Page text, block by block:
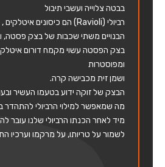
בבטה צלוייה ועשבי תיבול
רביולי (Ravioli) הם כיסונים איטלקים ,
הבנויים משתי שכבות של בצק פסטה,
בצק הפסטה עשוי מקמח דורום איטלקי
ומפוסטרות
ושמן זית מכבישה קרה.
הבצק של זוקה ידוע בטעמו העשיר
מה שמאפשר למילוי הרביולי להתהדר
מיד לאחר הכנתו הרביולי שלנו עובר
לשמור על טריותו, על מרקמו וערכיו